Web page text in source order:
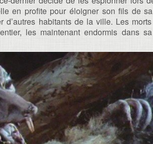
en profite pour éloigner son fils de
habitants de la ville. Les morts
les maintenant endormis dans